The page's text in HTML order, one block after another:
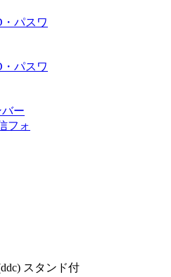
パスワ
パスワ
ー
フォ
スタンド付